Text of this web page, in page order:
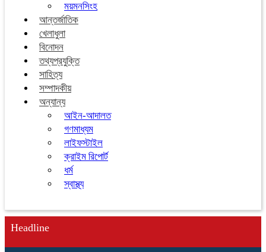
ময়মনসিংহ
আন্তর্জাতিক
খেলাধুলা
বিনোদন
তথ্যপ্রযুক্তি
সাহিত্য
সম্পাদকীয়
অন্যান্য
আইন-আদালত
গণমাধ্যম
লাইফস্টাইল
ক্রাইম রিপোর্ট
ধর্ম
স্বাস্থ্য
Headline